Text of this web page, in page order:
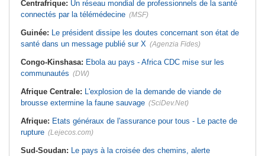
Centrafrique: Un réseau mondial de professionnels de la santé
connectés par la télémédecine (MSF)
Guinée: Le président dissipe les doutes concernant son état de
santé dans un message publié sur X (Agenzia Fides)
Congo-Kinshasa: Ebola au pays - Africa CDC mise sur les
communautés (DW)
Afrique Centrale: L'explosion de la demande de viande de
brousse extermine la faune sauvage (SciDev.Net)
Afrique: Etats généraux de l'assurance pour tous - Le pacte de
rupture (Lejecos.com)
Sud-Soudan: Le pays à la croisée des chemins, alerte